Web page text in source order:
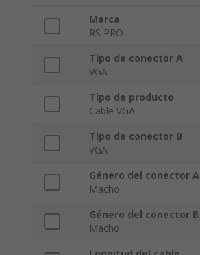
Marca
RS PRO
Tipo de conector A
VGA
Tipo de producto
Cable VGA
Tipo de conector B
VGA
Género del conector A
Macho
Género del conector B
Macho